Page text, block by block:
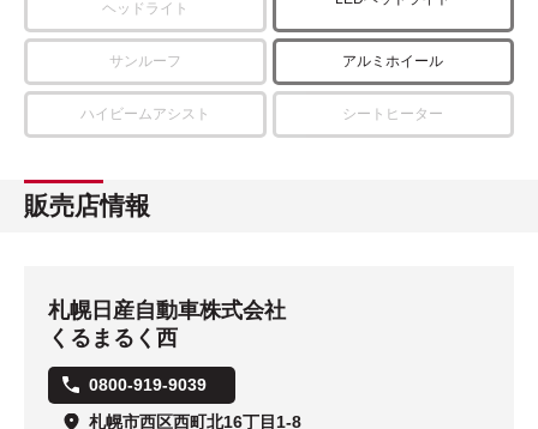
ヘッドライト
サンルーフ アルミホイール
ハイビームアシスト シートヒーター
販売店情報
札幌日産自動車株式会社
くるまるく西
0800-919-9039
札幌市西区西町北16丁目1-8